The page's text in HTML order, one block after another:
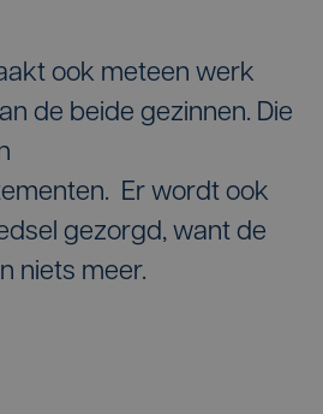
ook meteen werk
de beide gezinnen. Die
Er wordt ook
gezorgd, want de
niets meer.